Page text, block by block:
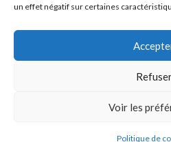
un effet négatif sur certaines
Voir les
Politique de
J'accepte laPolitique de